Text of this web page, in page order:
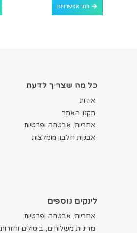
בחר אפשרויות
כל מה שצריך לדעת
אודות
תקנון האתר
אחריות, אבטחה ופרטיות
אבקות חלבון מומלצות
לינקים נוספים
אחריות, אבטחה ופרטיות
מדיניות משלוחים, ביטולים וחזרות